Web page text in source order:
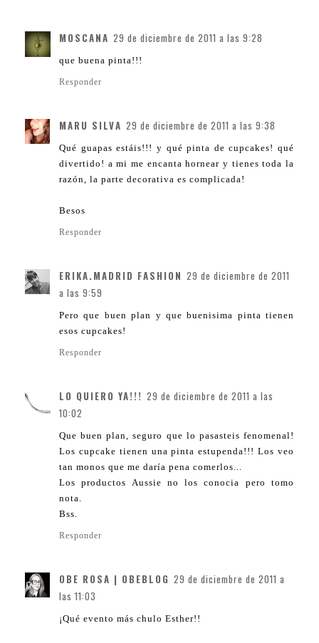
MOSCANA 29 de diciembre de 2011 a las 9:28
que buena pinta!!!
Responder
MARU SILVA 29 de diciembre de 2011 a las 9:38
Qué guapas estáis!!! y qué pinta de cupcakes! qué
divertido! a mi me encanta hornear y tienes toda la
razón, la parte decorativa es complicada!
Besos
Responder
ERIKA.MADRID FASHION 29 de diciembre de 2011
a las 9:59
Pero que buen plan y que buenisima pinta tienen
esos cupcakes!
Responder
LO QUIERO YA!!! 29 de diciembre de 2011 a las
10:02
Que buen plan, seguro que lo pasasteis fenomenal!
Los cupcake tienen una pinta estupenda!!! Los veo
tan monos que me daría pena comerlos...
Los productos Aussie no los conocia pero tomo
nota.
Bss.
Responder
OBE ROSA | OBEBLOG 29 de diciembre de 2011 a
las 11:03
¡Qué evento más chulo Esther!!